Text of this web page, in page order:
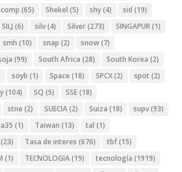
(65) Shekel (5) shy(4) sid (19)
SILJ (6) silv(4) Silver(273) SINGAPUR(1)
smh (10) snap (2) snow(7)
(99) South Africa (28) South Korea (2)
soyb (1) Space (18) SPCX(2) spot (2)
(104) SQ (5) SSE(18)
stne (2) SUECIA(2) Suiza (18) supv(93)
(1) Taiwan (13) tal (1)
(23) Tasa de interes (676) tbf(15)
(1) TECNOLOGIA(19) tecnología (1919)